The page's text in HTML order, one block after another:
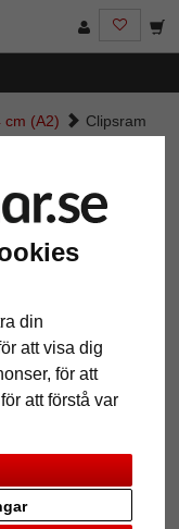
din
att visa dig
för att
att förstå var
cm (A2) Clipsram